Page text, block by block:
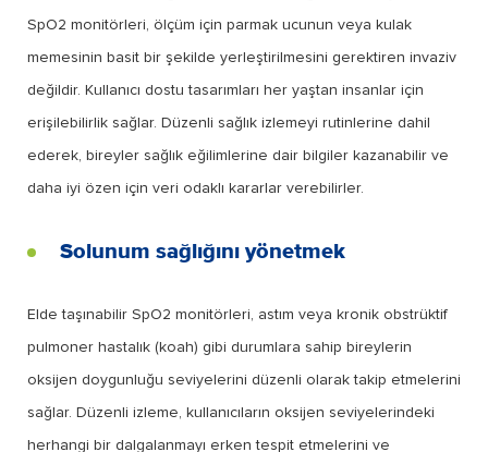
SpO2 monitörleri, ölçüm için parmak ucunun veya kulak
memesinin basit bir şekilde yerleştirilmesini gerektiren invaziv
değildir. Kullanıcı dostu tasarımları her yaştan insanlar için
erişilebilirlik sağlar. Düzenli sağlık izlemeyi rutinlerine dahil
ederek, bireyler sağlık eğilimlerine dair bilgiler kazanabilir ve
daha iyi özen için veri odaklı kararlar verebilirler.
Solunum sağlığını yönetmek
Elde taşınabilir SpO2 monitörleri, astım veya kronik obstrüktif
pulmoner hastalık (koah) gibi durumlara sahip bireylerin
oksijen doygunluğu seviyelerini düzenli olarak takip etmelerini
sağlar. Düzenli izleme, kullanıcıların oksijen seviyelerindeki
herhangi bir dalgalanmayı erken tespit etmelerini ve